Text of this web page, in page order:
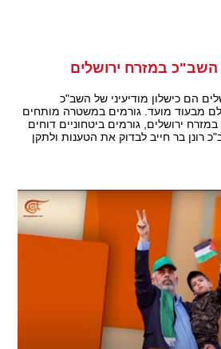
במזרח ירושלים
הם כישלון מודיעיני של השב"כ
מבעוד מועד. גורמים במשטרה מותחים
ירושלים, גורמים ביטחוניים דוחים
רונן בר חייב לבדוק את הטענות ולתקן